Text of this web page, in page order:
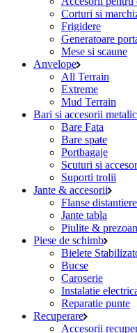
Corturi si
Frigidere
Generatoare
Mese si scaune
Anvelope
All Terrain
Extreme
Mud Terrain
Bari si accesorii
Bare Fata
Bare spate
Portbagaje
Scuturi si
Suporti trolii
Jante & accesorii
Flanse distantiere
Jante tabla
Piulite &
Piese de schimb
Bielete
Bucse
Caroserie
Instalatie
Reparatie punte
Recuperare
Accesorii